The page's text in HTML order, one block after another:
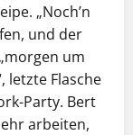
„Noch’n
und der
um
letzte Flasche
Party. Bert
arbeiten,